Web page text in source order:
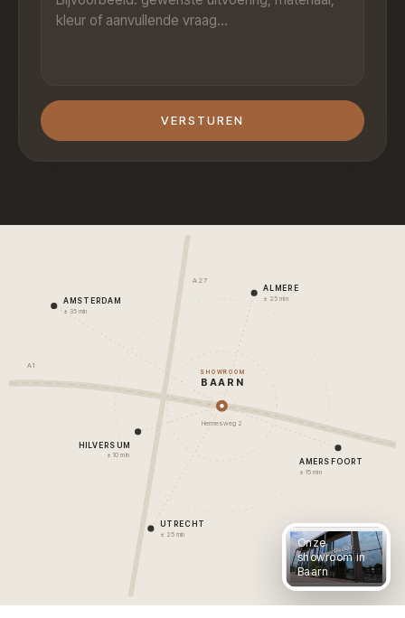
VERSTUREN
A1
A27
AMSTERDAM
± 35 min
ALMERE
± 25 min
AMERSFOORT
± 15 min
HILVERSUM
± 10 min
UTRECHT
± 25 min
SHOWROOM
BAARN
Hermesweg 2
Onze
showroom in
Baarn